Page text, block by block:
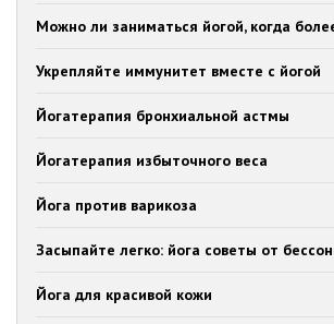
Можно ли заниматься йогой, когда
Укрепляйте иммунитет вместе с йогой
Йогатерапия бронхиальной астмы
Йогатерапия избыточного веса
Йога против варикоза
Засыпайте легко: йога советы от
Йога для красивой кожи